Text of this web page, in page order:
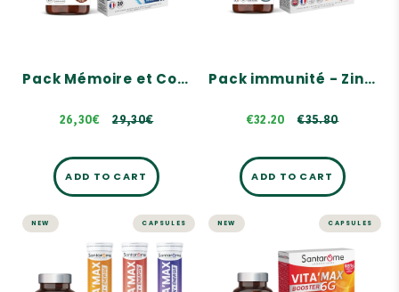
Pack Mémoire et Concentration - Lion's Mane + Magnésium
26,30€ 29,30€
Concentration, clarté
mentale
29,30€
ADD TO CART
Pack immunité - Zinc + Reishi + Shiitaké
€32.20 €35.80
Helps reduce fatigue
ADD TO CART
NEW CAPSULES
Pack Sportifs -
Shilajit +
Électrolytes
NEW CAPSULES
Pack Anti-
Fatigue - Fer +
Booster